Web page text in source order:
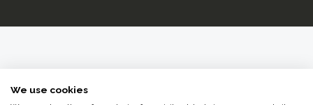
We use cookies